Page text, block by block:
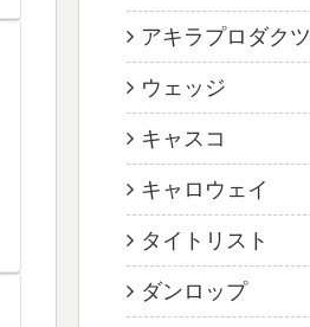
アキラプロダクツ
ウェッジ
キャスコ
キャロウェイ
タイトリスト
ダンロップ